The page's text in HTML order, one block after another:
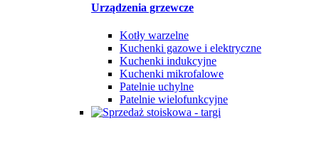
Urządzenia grzewcze
Kotły warzelne
Kuchenki gazowe i elektryczne
Kuchenki indukcyjne
Kuchenki mikrofalowe
Patelnie uchylne
Patelnie wielofunkcyjne